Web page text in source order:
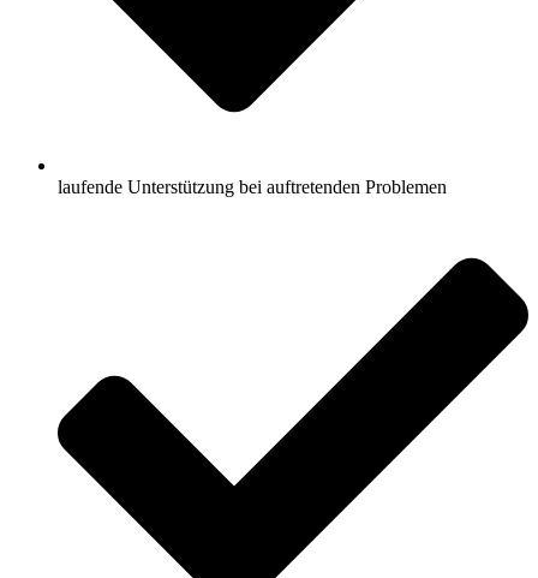
laufende Unterstützung bei auftretenden Problemen